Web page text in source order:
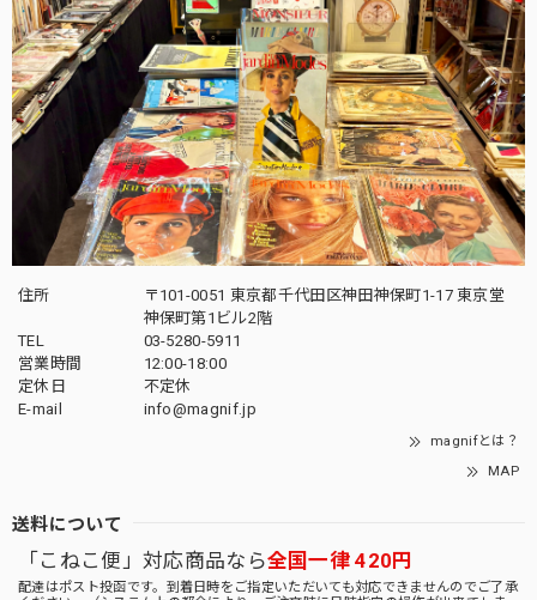
住所
〒101-0051 東京都千代田区神田神保町1-17 東京堂
神保町第1ビル2階
TEL
03-5280-5911
営業時間
12:00-18:00
定休日
不定休
E-mail
info@magnif.jp
magnifとは？
MAP
送料について
「こねこ便」対応商品なら全国一律 420円
配達はポスト投函です。到着日時をご指定いただいても対応できませんのでご了承